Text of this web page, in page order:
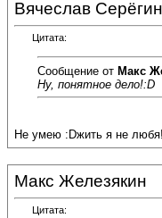
Вячеслав Серёгин
Цитата:
Сообщение от Макс
Ну, понятное дело!:D
Не умею :Dжить я не
Макс Железякин
Цитата: